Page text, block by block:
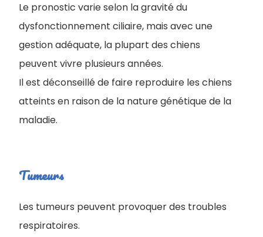
Le pronostic varie selon la gravité du
dysfonctionnement ciliaire, mais avec une
gestion adéquate, la plupart des chiens
peuvent vivre plusieurs années.
Il est déconseillé de faire reproduire les chiens
atteints en raison de la nature génétique de la
maladie.
Tumeurs
Les tumeurs peuvent provoquer des troubles
respiratoires.